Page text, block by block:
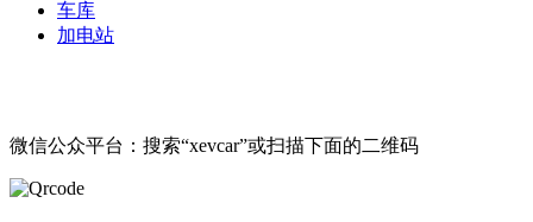
车库
加电站
微信公众平台：搜索“xevcar”或扫描下面的二维码